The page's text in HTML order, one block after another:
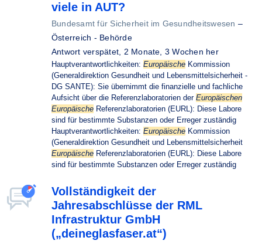
viele in AUT?
Bundesamt für Sicherheit im Gesundheitswesen –
Österreich - Behörde
Antwort verspätet, 2 Monate, 3 Wochen her
Hauptverantwortlichkeiten: Europäische Kommission
(Generaldirektion Gesundheit und Lebensmittelsicherheit -
DG SANTE): Sie übernimmt die finanzielle und fachliche
Aufsicht über die Referenzlaboratorien der Europäischen
Europäische Referenzlaboratorien (EURL): Diese Labore
sind für bestimmte Substanzen oder Erreger zuständig
Hauptverantwortlichkeiten: Europäische Kommission
(Generaldirektion Gesundheit und Lebensmittelsicherheit
Europäische Referenzlaboratorien (EURL): Diese Labore
sind für bestimmte Substanzen oder Erreger zuständig
Vollständigkeit der
Jahresabschlüsse der RML
Infrastruktur GmbH
(„deineglasfaser.at“)